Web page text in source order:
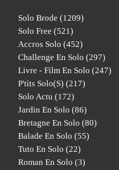
Solo Brode (1209)
Solo Free (521)
Accros Solo (452)
Challenge En Solo (297)
Livre - Film En Solo (247)
P'tits Solo(s) (217)
Solo Actu (172)
Jardin En Solo (86)
Bretagne En Solo (80)
Balade En Solo (55)
Tuto En Solo (22)
Roman En Solo (3)